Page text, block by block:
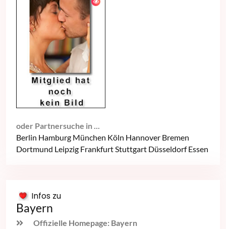
oder Partnersuche in ...
Berlin Hamburg München Köln Hannover Bremen
Dortmund Leipzig FrankfurtStuttgart Düsseldorf Essen
Infos zu
Bayern
Offizielle Homepage: Bayern